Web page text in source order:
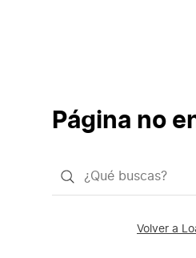
Página no
¿Qué
Volver a